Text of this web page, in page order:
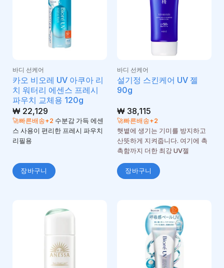
바디 선케어
카오 비오레 UV 아쿠아 리
치 워터리 에센스 프레시
파우치 교체용 120g
₩22,129
🚀빠른배송+2 수분감 가득 에센
스 사용이 편리한 프레시 파우치
리필용
장바구니
바디 선케어
설기정 스킨케어 UV 젤
90g
₩38,115
🚀빠른배송+2
햇볕에 생기는 기미를 방지하고
산뜻하게 지켜줍니다. 여기에 촉
촉함까지 더한 최강 UV젤
장바구니